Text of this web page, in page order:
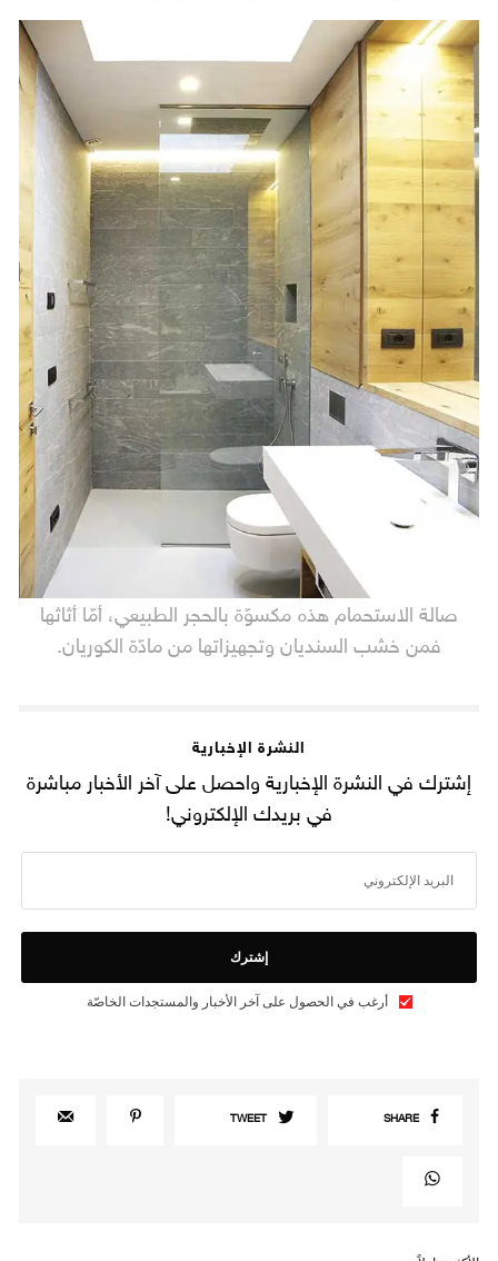
صالة الاستحمام هذه مكسوّة بالحجر الطبيعي، أمّا أثاثها
فمن خشب السنديان وتجهيزاتها من مادّة الكوريان.
النشرة الإخبارية
إشترك في النشرة الإخبارية واحصل على آخر الأخبار مباشرة
في بريدك الإلكتروني!
إشترك
أرغب في الحصول على آخر الأخبار والمستجدات الخاصّة
SHARE
TWEET